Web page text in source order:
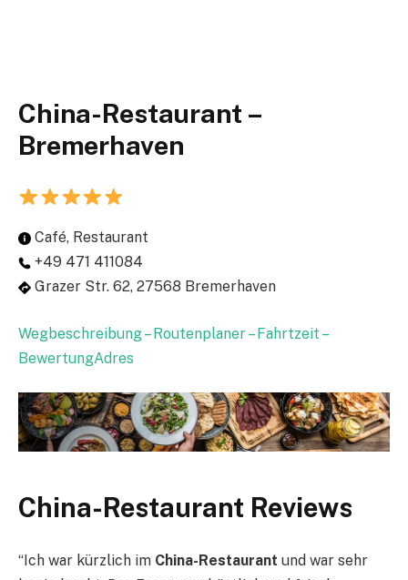
China-Restaurant –
Bremerhaven
Café, Restaurant
+49 471 411084
Grazer Str. 62, 27568 Bremerhaven
Wegbeschreibung – Routenplaner – Fahrtzeit –
BewertungAdres
China-Restaurant Reviews
“Ich war kürzlich im China-Restaurant und war sehr